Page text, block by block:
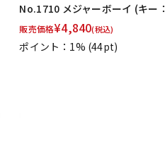
No.1710 メジャーボーイ (キー
販売価格¥4,840(税込)
ポイント：1% (44pt)